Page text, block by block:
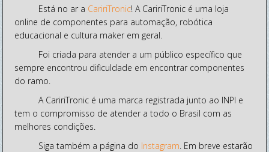
Está no ar a CaririTronic! A CaririTronic é uma loja
online de componentes para automação, robótica
educacional e cultura maker em geral.
Foi criada para atender a um público específico que
sempre encontrou dificuldade em encontrar componentes
do ramo.
A CaririTronic é uma marca registrada junto ao INPI e
tem o compromisso de atender a todo o Brasil com as
melhores condições.
Siga também a página do Instagram. Em breve estarão